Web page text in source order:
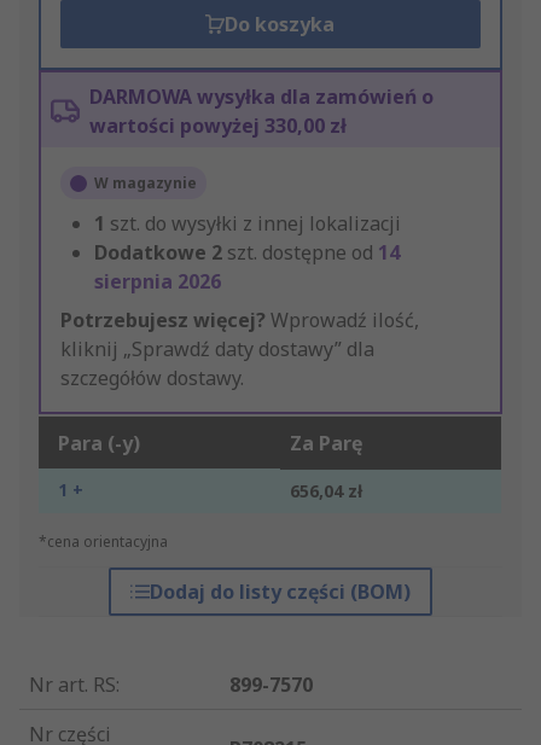
Do koszyka
DARMOWA wysyłka dla zamówień o
wartości powyżej 330,00 zł
W magazynie
1 szt. do wysyłki z innej lokalizacji
Dodatkowe 2 szt. dostępne od 14
sierpnia 2026
Potrzebujesz więcej? Wprowadź ilość,
kliknij „Sprawdź daty dostawy” dla
szczegółów dostawy.
Para (-y) Za Parę
1 + 656,04 zł
*cena orientacyjna
Dodaj do listy części (BOM)
Nr art. RS:
899-7570
Nr części